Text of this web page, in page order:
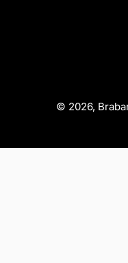
© 2026,